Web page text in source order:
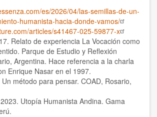
es/2026/04/las-semillas-de-un-
humanista-hacia-donde-vamos/
articles/s41467-025-59877-x
Relato de experiencia La Vocación como
Parque de Estudio y Reflexión
Argentina. Hace referencia a la charla
Enrique Nasar en el 1997.
método para pensar. COAD, Rosario,
Utopía Humanista Andina. Gama